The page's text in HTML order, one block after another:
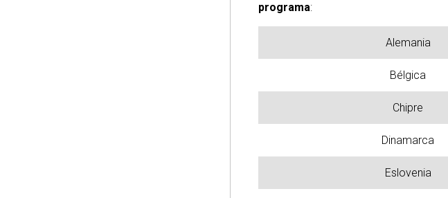
programa:
Alemania
Bélgica
Chipre
Dinamarca
Eslovenia